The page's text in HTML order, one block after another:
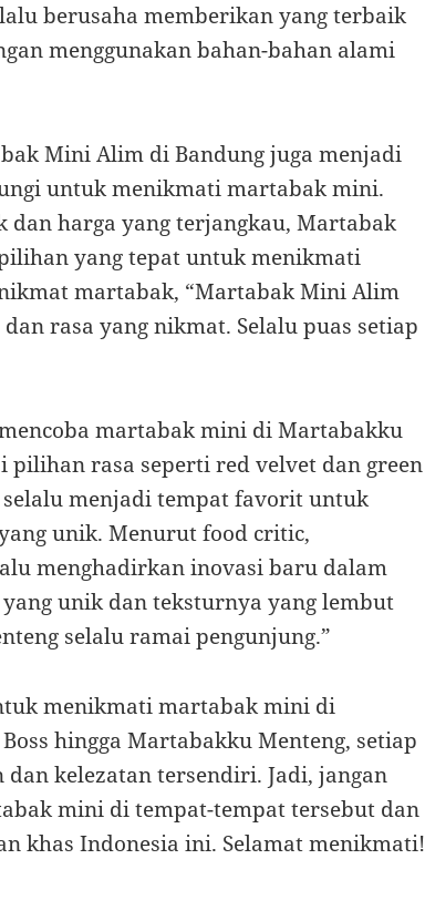
berusaha memberikan yang terbaik
menggunakan bahan-bahan alami
Mini Alim di Bandung juga menjadi
untuk menikmati martabak mini.
dan harga yang terjangkau, Martabak
yang tepat untuk menikmati
martabak, “Martabak Mini Alim
rasa yang nikmat. Selalu puas setiap
martabak mini di Martabakku
pilihan rasa seperti red velvet dan green
menjadi tempat favorit untuk
unik. Menurut food critic,
menghadirkan inovasi baru dalam
unik dan teksturnya yang lembut
selalu ramai pengunjung.”
menikmati martabak mini di
hingga Martabakku Menteng, setiap
kelezatan tersendiri. Jadi, jangan
mini di tempat-tempat tersebut dan
khas Indonesia ini. Selamat menikmati!